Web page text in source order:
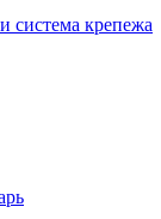
система крепежа